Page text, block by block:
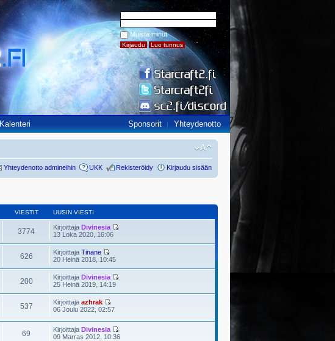
Muista minut
Kalenteri Sponsorit Yhteydenotto
Yhteydenotto admineihin UKK Rekisteröidy Kirjaudu sisään
VIESTIT UUSIN VIESTI
3774 Kirjoittaja Divinesia
13 Loka 2020, 16:06
626 Kirjoittaja Tinane
20 Heinä 2018, 10:45
200 Kirjoittaja Divinesia
25 Heinä 2019, 14:19
537 Kirjoittaja azhrak
06 Joulu 2022, 02:57
69 Kirjoittaja Divinesia
09 Marras 2012, 10:36